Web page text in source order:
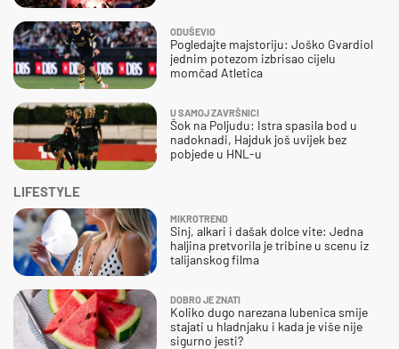
ODUŠEVIO
Pogledajte majstoriju: Joško Gvardiol
jednim potezom izbrisao cijelu
momčad Atletica
U SAMOJ ZAVRŠNICI
Šok na Poljudu: Istra spasila bod u
nadoknadi, Hajduk još uvijek bez
pobjede u HNL-u
LIFESTYLE
MIKROTREND
Sinj, alkari i dašak dolce vite: Jedna
haljina pretvorila je tribine u scenu iz
talijanskog filma
DOBRO JE ZNATI
Koliko dugo narezana lubenica smije
stajati u hladnjaku i kada je više nije
sigurno jesti?